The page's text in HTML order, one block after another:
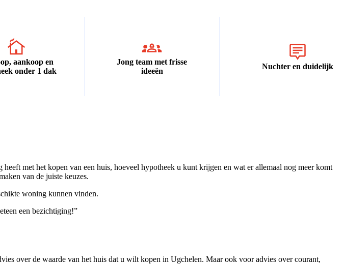
aankoop en
onder 1 dak
Jong team met frisse
ideeën
Nuchter en duidelijk
met het kopen van een huis, hoeveel hypotheek u kunt krijgen en wat er allemaal nog meer komt
van de juiste keuzes.
woning kunnen vinden.
een bezichtiging!”
over de waarde van het huis dat u wilt kopen in Ugchelen. Maar ook voor advies over courant,